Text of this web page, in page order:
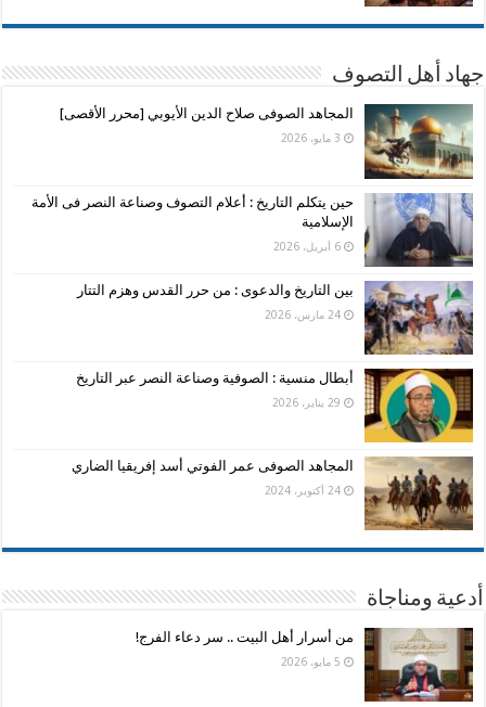
جهاد أهل التصوف
المجاهد الصوفى صلاح الدين الأيوبي [محرر الأقصى]
3 مايو، 2026
حين يتكلم التاريخ : أعلام التصوف وصناعة النصر فى الأمة
الإسلامية
6 أبريل، 2026
بين التاريخ والدعوى : من حرر القدس وهزم التتار
24 مارس، 2026
أبطال منسية : الصوفية وصناعة النصر عبر التاريخ
29 يناير، 2026
المجاهد الصوفى عمر الفوتي أسد إفريقيا الضاري
24 أكتوبر، 2024
أدعية ومناجاة
من أسرار أهل البيت .. سر دعاء الفرج!
5 مايو، 2026